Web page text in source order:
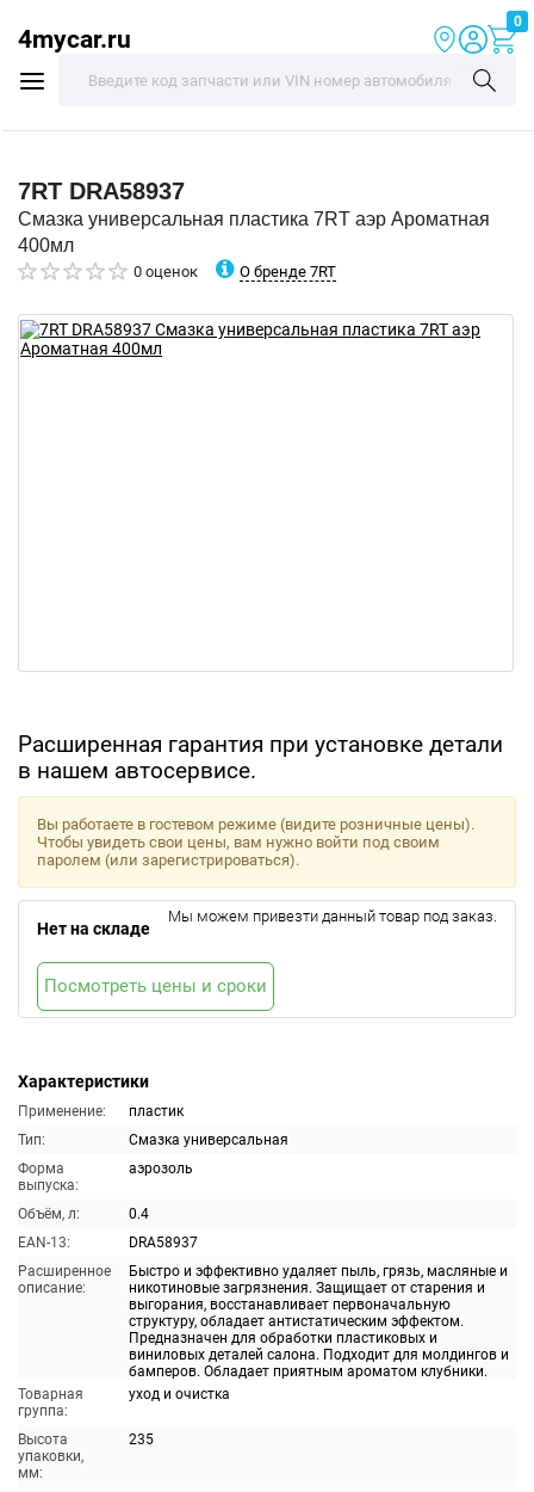
4mycar.ru
0
7RT DRA58937
Смазка универсальная пластика 7RT аэр Ароматная
400мл
0 оценок О бренде 7RT
Расширенная гарантия при установке детали
в нашем автосервисе.
Характеристики
Применение:
пластик
Тип:
Смазка универсальная
Форма
выпуска:
аэрозоль
Объём, л:
0.4
EAN-13:
DRA58937
Расширенное
описание:
Быстро и эффективно удаляет пыль, грязь, масляные и
никотиновые загрязнения. Защищает от старения и
выгорания, восстанавливает первоначальную
структуру, обладает антистатическим эффектом.
Предназначен для обработки пластиковых и
виниловых деталей салона. Подходит для молдингов и
бамперов. Обладает приятным ароматом клубники.
Товарная
группа:
уход и очистка
Высота
упаковки,
мм:
235
Вы работаете в гостевом режиме (видите розничные цены).
Чтобы увидеть свои цены, вам нужно войти под своим
паролем (или зарегистрироваться).
Нет на складе
Мы можем привезти данный товар под заказ.
Посмотреть цены и сроки